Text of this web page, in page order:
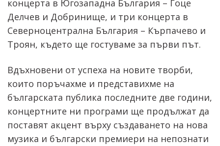
концерта в Югозападна България – Гоце
Делчев и Добринище, и три концерта в
Северноцентрална България – Кърпачево и
Троян, където ще гостуваме за първи път.
Вдъхновени от успеха на новите творби,
които поръчахме и представихме на
българската публика последните две години,
концертните ни програми ще продължат да
поставят акцент върху създаването на нова
музика и български премиери на непознати